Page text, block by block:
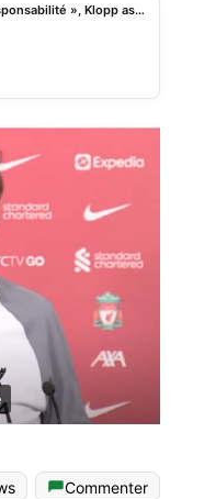
Liverpool: « c’est ma responsabilité », Klopp assume la défaite contre Brighton
Commenter